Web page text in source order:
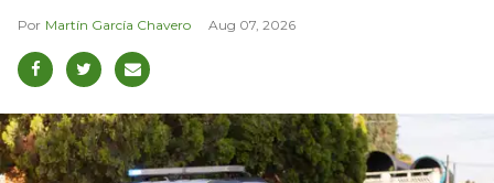
Martín García Chavero Aug 07, 2026